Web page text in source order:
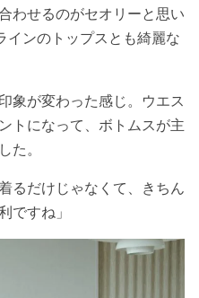
わせるのがセオリーと思い
インのトップスとも綺麗な
象が変わった感じ。ウエス
トになって、ボトムスが主
た。
るだけじゃなくて、きちん
ですね」